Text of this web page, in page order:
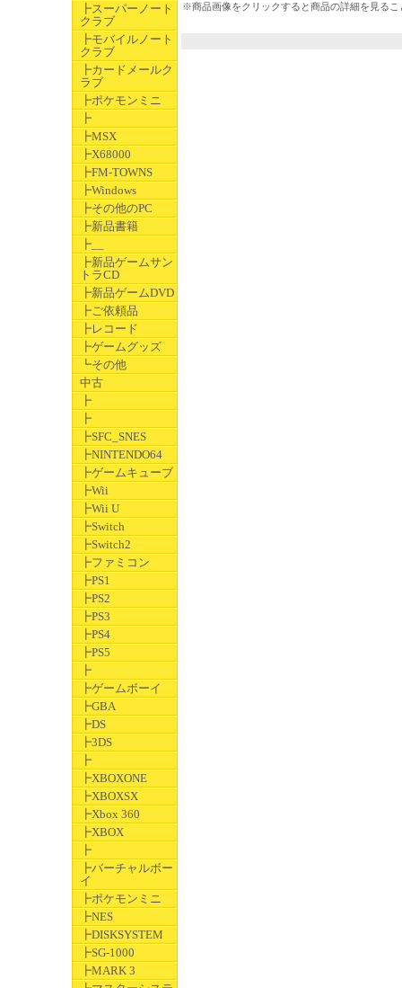
┣スーパーノート
クラブ
┣モバイルノート
クラブ
┣カードメールク
ラブ
┣ポケモンミニ
┣
┣MSX
┣X68000
┣FM-TOWNS
┣Windows
┣その他のPC
┣新品書籍
┣__
┣新品ゲームサン
トラCD
┣新品ゲームDVD
┣ご依頼品
┣レコード
┣ゲームグッズ
┗その他
中古
┣
┣
┣SFC_SNES
┣NINTENDO64
┣ゲームキューブ
┣Wii
┣Wii U
┣Switch
┣Switch2
┣ファミコン
┣PS1
┣PS2
┣PS3
┣PS4
┣PS5
┣
┣ゲームボーイ
┣GBA
┣DS
┣3DS
┣
┣XBOXONE
┣XBOXSX
┣Xbox 360
┣XBOX
┣
┣バーチャルボー
イ
┣ポケモンミニ
┣NES
┣DISKSYSTEM
┣SG-1000
┣MARK 3
※商品画像をクリックすると商品の詳細を見るこ